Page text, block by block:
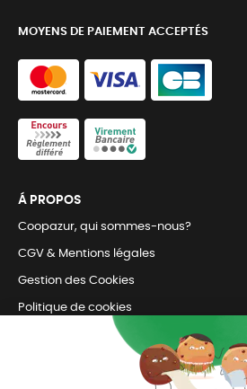
MOYENS DE PAIEMENT ACCEPTÉS
Á PROPOS
Coopazur, qui sommes-nous?
CGV & Mentions légales
Gestion des Cookies
Politique de cookies
Retrait en magasin et livraison